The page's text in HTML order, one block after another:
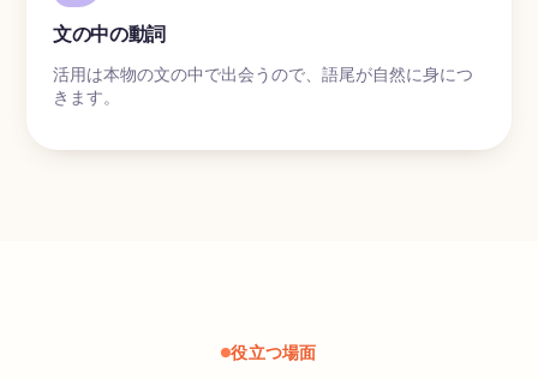
文の中の動詞
活用は本物の文の中で出会うので、語尾が自然に身につ
きます。
役立つ場面